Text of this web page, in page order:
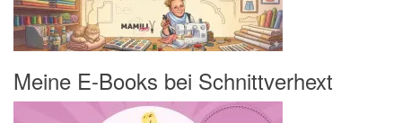
Meine E-Books bei Schnittverhext